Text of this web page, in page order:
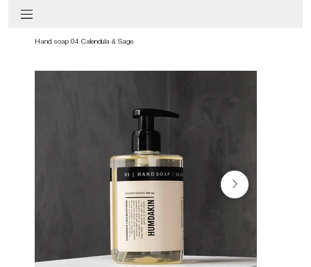
Hand soap 04 Calendula & Sage